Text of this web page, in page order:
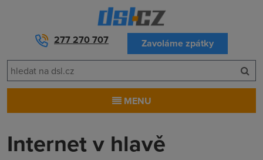
277 270 707 Zavoláme zpátky
MENU
Internet v hlavě